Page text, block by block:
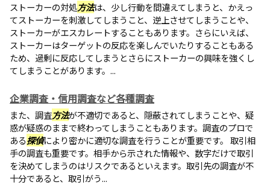
ストーカーの対処方法は、少し行動を間違えてしまうと、かえっ
てストーカーを刺激してしまうこと、逆上させてしまうことや、
ストーカーがエスカレートすることもあります。さらにいえば、
ストーカーはターゲットの反応を楽しんでいたりすることもある
ため、過剰に反応してしまうとさらにストーカーの興味を強くし
てしまうことがあります。...
企業調査・信用調査など各種調査
また、調査方法が不適切であると、隠蔽されてしまうことや、疑
惑が疑惑のままで終わってしまうこともあります。調査のプロで
ある探偵により密かに適切な調査を行うことが重要です。 取引相
手の調査も重要です。相手から示された情報や、数字だけで取引
を決めてしまうのはリスクであるといえます。取引先の調査が不
十分であると、取引がう...